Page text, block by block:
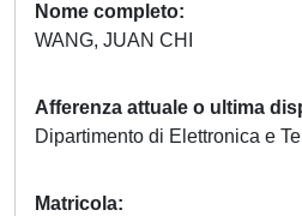
Nome completo
WANG, JUAN CHI
Afferenza attuale o ultima
Dipartimento di Elettronica e
Matricola